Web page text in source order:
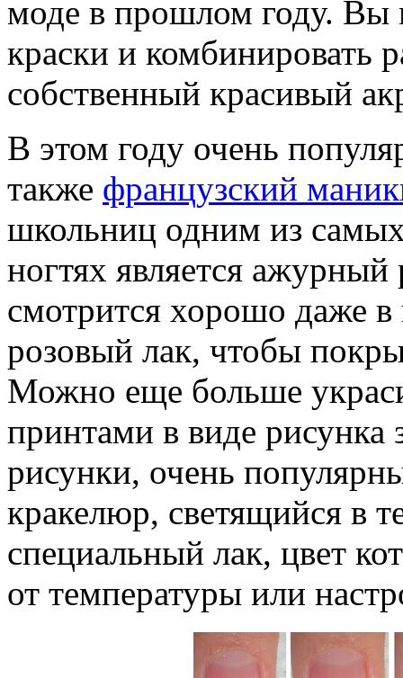
моде в прошлом году. Вы
краски и комбинировать
собственный красивый
В этом году очень
также французский
школьниц одним из
ногтях является
смотрится хорошо даже
розовый лак, чтобы
Можно еще больше
принтами в виде рисунка
рисунки, очень
кракелюр, светящийся в
специальный лак, цвет
от температуры или